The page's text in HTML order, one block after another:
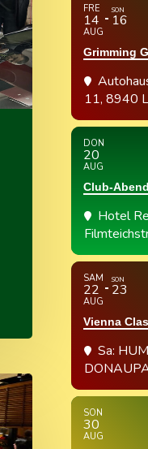
FRE
14
AUG
SON
16
Grimming
11, 8940
DON
20
AUG
Club-Abend
Hotel
SAM
22
AUG
SON
23
Vienna
Sa:
SON
30
AUG